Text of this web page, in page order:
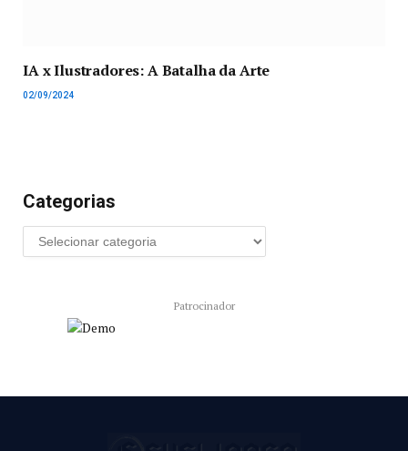
IA x Ilustradores: A Batalha da Arte
02/09/2024
Categorias
Patrocinador